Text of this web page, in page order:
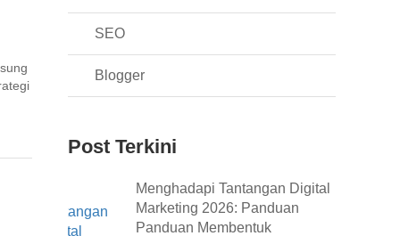
SEO
Blogger
Post Terkini
Menghadapi Tantangan Digital
Marketing 2026: Panduan
Panduan Membentuk